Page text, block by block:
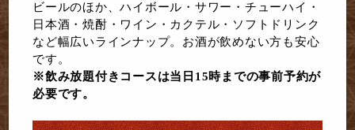
ビールのほか、ハイボール・サワー・チューハイ・
日本酒・焼酎・ワイン・カクテル・ソフトドリンク
など幅広いラインナップ。お酒が飲めない方も安心
です。
※飲み放題付きコースは当日15時までの事前予約が
必要です。